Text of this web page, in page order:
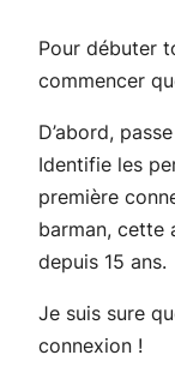
Pour débuter
commencer
D’abord,
Identifie les
première
barman, cette
depuis 15 ans.
Je suis sure
connexion !